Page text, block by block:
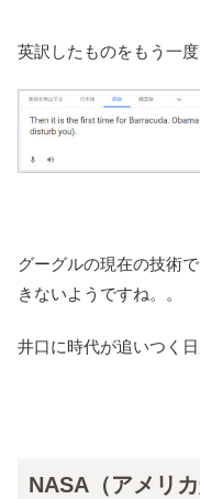
英訳したものをもう一
グーグルの現在の技術
きないようですね。。
井口に時代が追いつく日
NASA（アメリカ